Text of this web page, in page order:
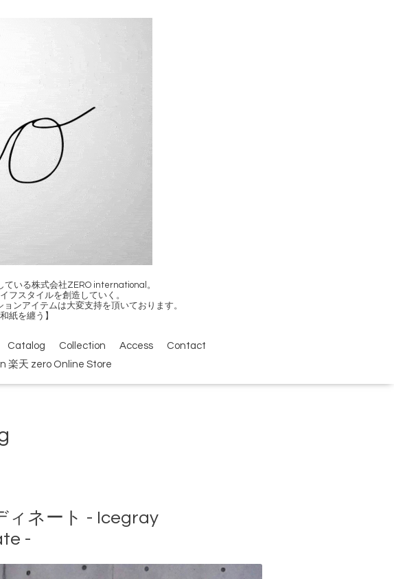
いる株式会社ZERO international。
フスタイルを創造していく。
ンアイテムは大変支持を頂いております。
紙を纏う】
Catalog Collection Access
Contact
楽天 zero Online Store
ィネート - Icegray
-